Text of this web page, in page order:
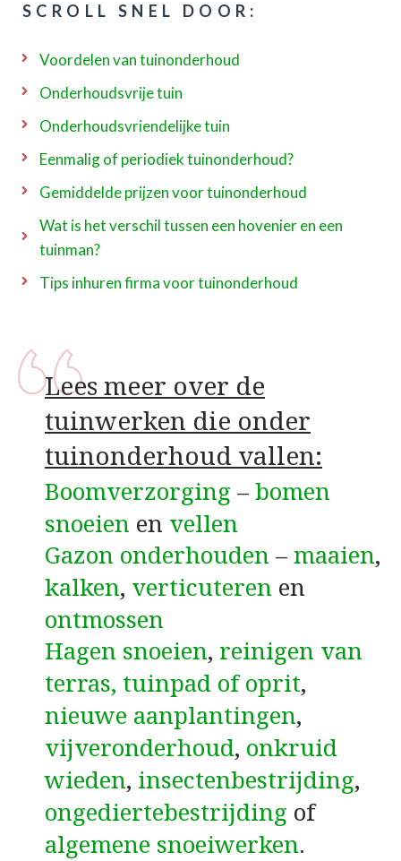
SCROLL SNEL DOOR:
Voordelen van tuinonderhoud
Onderhoudsvrije tuin
Onderhoudsvriendelijke tuin
Eenmalig of periodiek tuinonderhoud?
Gemiddelde prijzen voor tuinonderhoud
Wat is het verschil tussen een hovenier en een
tuinman?
Tips inhuren firma voor tuinonderhoud
Lees meer over de
tuinwerken die onder
tuinonderhoud vallen:
Boomverzorging –bomen
snoeien en vellen
Gazon onderhouden –maaien,
kalken, verticuteren en
ontmossen
Hagen snoeien, reinigen van
terras, tuinpad of oprit,
nieuwe aanplantingen,
vijveronderhoud, onkruid
wieden, insectenbestrijding,
ongediertebestrijding of
algemene snoeiwerken.